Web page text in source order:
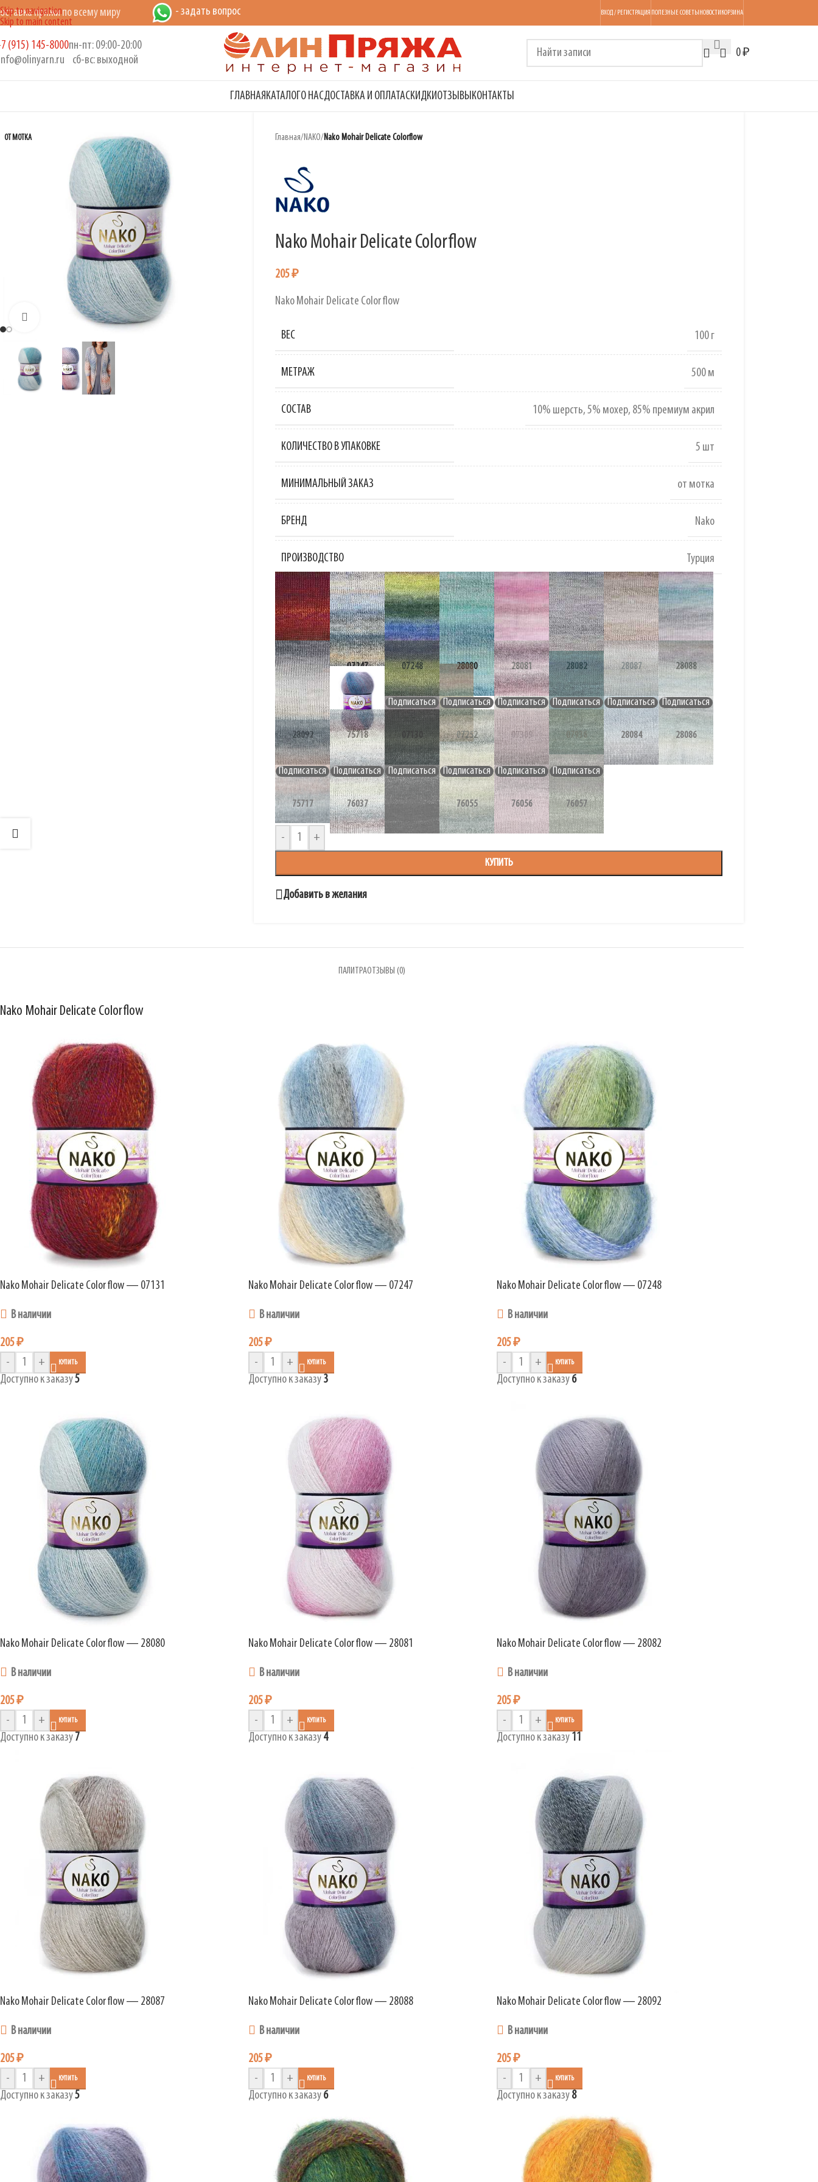
Skip to navigation
Skip to main content
пряжи по всему миру - задать вопрос ВХОД / РЕГИСТРАЦИЯ ПОЛЕЗНЫЕ СОВЕТЫ НОВОСТИ КОРЗИНА
(915) 145-8000пн-пт: 09:00-20:00
сб-вс: выходной
0₽
ГЛАВНАЯКАТАЛОГ О НАСДОСТАВКА И ОПЛАТАСКИДКИОТЗЫВЫКОНТАКТЫ
ОТ МОТКА Главная/NAKO/Nako Mohair Delicate Colorflow
Nako Mohair Delicate Colorflow
205₽
Nako Mohair Delicate Colorflow
ВЕС 100 г
МЕТРАЖ 500 м
СОСТАВ 10% шерсть,5% мохер, 85% премиум акрил
КОЛИЧЕСТВО В УПАКОВКЕ 5 шт
МИНИМАЛЬНЫЙ ЗАКАЗ от мотка
БРЕНД Nako
ПРОИЗВОДСТВО Турция
NAKO MOHAIR DELICATE COLORFLOW
07131 07247 07248 28080 28081 28082 28087 28088
28092 75718 07130 07252 07309 07936 28084 28086
75717 76037 76054 76055 76056 76057
- +
КУПИТЬ
Добавить в желания
ПАЛИТРАОТЗЫВЫ (0)
Nako Mohair Delicate Colorflow
Nako Mohair Delicate Colorflow — 07131
В наличии
205₽
- + КУПИТЬ
Доступно к заказу5
Nako Mohair Delicate Colorflow — 07247
В наличии
205₽
- + КУПИТЬ
Доступно к заказу 3
Nako Mohair Delicate Colorflow — 07248
В наличии
205₽
- + КУПИТЬ
Доступно к заказу 6
Nako Mohair Delicate Colorflow — 28080
В наличии
205₽
- + КУПИТЬ
Доступно к заказу 7
Nako Mohair Delicate Colorflow — 28081
В наличии
205₽
- + КУПИТЬ
Доступно к заказу 4
Nako Mohair Delicate Colorflow — 28082
В наличии
205₽
- + КУПИТЬ
Доступно к заказу 11
Nako Mohair Delicate Colorflow — 28087
В наличии
205₽
- + КУПИТЬ
Доступно к заказу5
Nako Mohair Delicate Colorflow — 28088
В наличии
205₽
- + КУПИТЬ
Доступно к заказу 6
Nako Mohair Delicate Colorflow — 28092
В наличии
205₽
- + КУПИТЬ
Доступно к заказу 8